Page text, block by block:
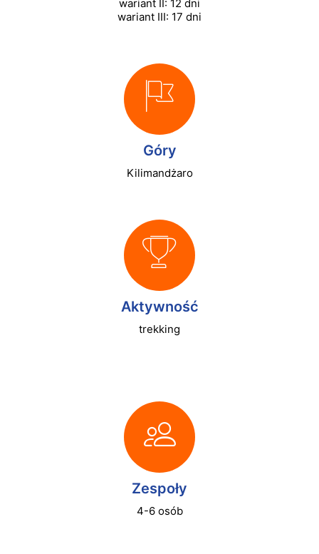
wariant II: 12 dni
wariant III: 17 dni
Góry
Kilimandżaro
Aktywność
trekking
Zespoły
4-6 osób